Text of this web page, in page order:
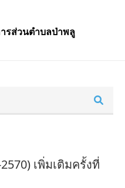
รส่วนตำบลป่าพลู
เพิ่มเติมครั้งที่